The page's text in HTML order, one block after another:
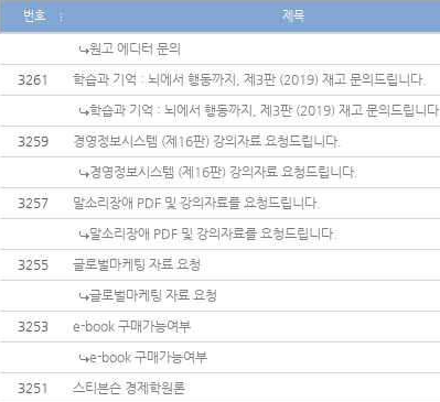
번호 제목
원고 에디터 문의
3261
학습과 기억 : 뇌에서 행동까지, 제3판 (2019) 재고 문의드립니다.
학습과 기억 : 뇌에서 행동까지, 제3판 (2019) 재고 문의드립니다.
3259
경영정보시스템 (제16판) 강의자료 요청드립니다.
경영정보시스템 (제16판) 강의자료 요청드립니다.
3257
말소리장애 PDF 및 강의자료를 요청드립니다.
말소리장애 PDF 및 강의자료를 요청드립니다.
3255
글로벌마케팅 자료 요청
글로벌마케팅 자료 요청
3253
e-book 구매가능여부
e-book 구매가능여부
3251
스티븐슨 경제학원론